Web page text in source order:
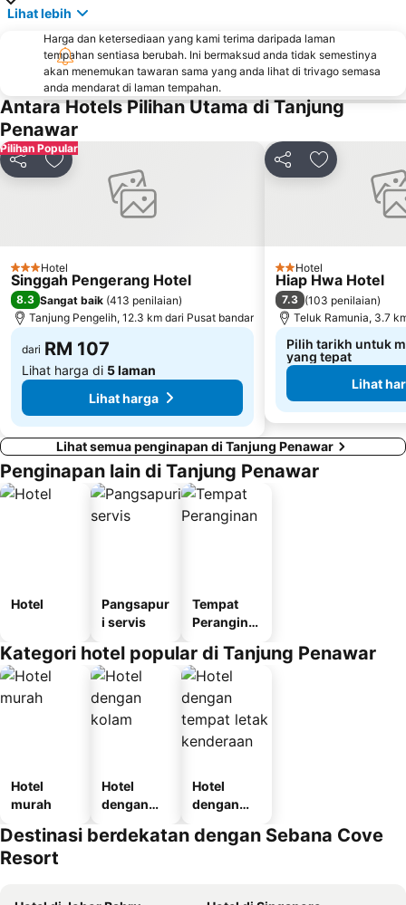
Suntec Singapore International Convention & Exhibition Centre
Plaza Pelangi
Serangoon MRT Station
Changi
Tanjong Pagar MRT Station
Novena MRT Station
Jurong
Stadium Metro Station
Singapore Sentosa Island Afternoon Trip
Ang Mo Kio - AMK
Buona Vista MRT Station
Punggol MRT Station
Bugis Junction Mall
Changi Airport Metro Station
Paya Lebar MRT Station
Merlion Park
Orchard MRT Station
Dover MRT Station
Lihat lebih
Harga dan ketersediaan yang kami terima daripada laman
tempahan sentiasa berubah. Ini bermaksud anda tidak semestinya
akan menemukan tawaran sama yang anda lihat di trivago semasa
anda mendarat di laman tempahan.
Antara Hotels Pilihan Utama di Tanjung
Penawar
Pilihan Popular
Kongsi Tambah ke favorit
3 Bintang
Hotel
Singgah Pengerang Hotel
8.3 Sangat baik (413 penilaian)
Tanjung Pengelih, 12.3 km dari Pusat bandar
dari RM 107
Lihat harga di 5 laman
Lihat harga
Kongsi Tambah ke
2 Bintang
Hotel
Hiap Hwa Hotel
7.3 (103 penilaian)
Teluk Ramunia, 3.7
Pilih tarikh untuk
yang tepat
Lihat
Lihat semua penginapan di Tanjung Penawar
Penginapan lain di Tanjung Penawar
Hotel
Pangsapur
i servis
Tempat
Perangina
Kategori hotel popular di Tanjung Penawar
Hotel
murah
Hotel
dengan
Hotel
dengan
letak
Destinasi berdekatan dengan Sebana Cove
Resort